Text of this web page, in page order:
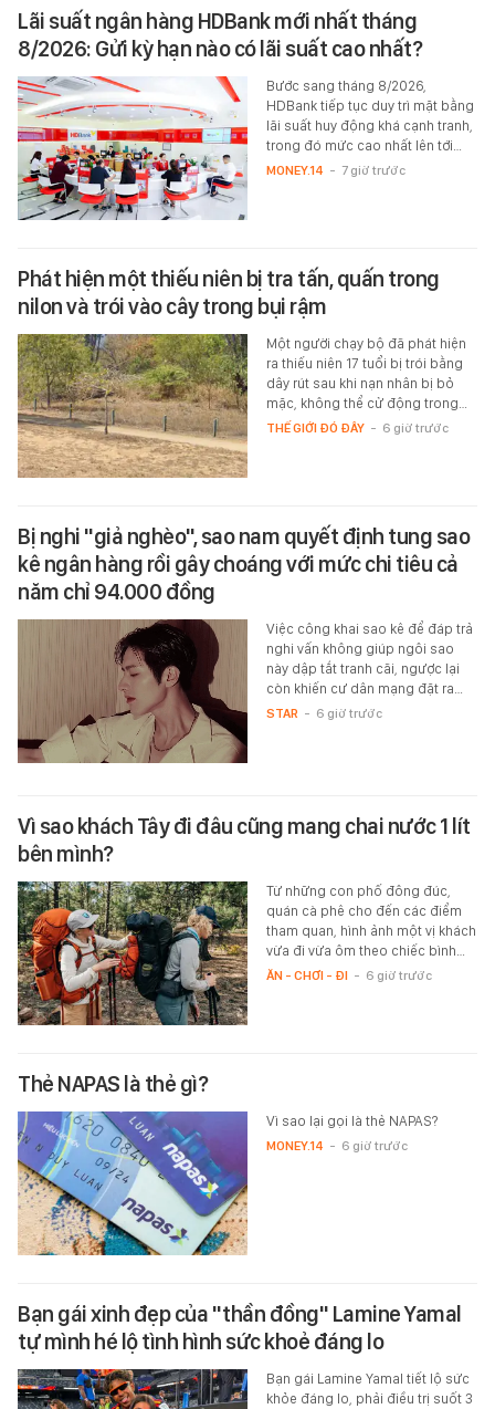
Lãi suất ngân hàng HDBank mới nhất tháng
8/2026: Gửi kỳ hạn nào có lãi suất cao nhất?
Bước sang tháng 8/2026,
HDBank tiếp tục duy trì mặt bằng
lãi suất huy động khá cạnh tranh,
trong đó mức cao nhất lên tới…
MONEY.14 - 7 giờ trước
Phát hiện một thiếu niên bị tra tấn, quấn trong
nilon và trói vào cây trong bụi rậm
Một người chạy bộ đã phát hiện
ra thiếu niên 17 tuổi bị trói bằng
dây rút sau khi nạn nhân bị bỏ
mặc, không thể cử động trong…
THẾ GIỚI ĐÓ ĐÂY - 6 giờ trước
Bị nghi "giả nghèo", sao nam quyết định tung sao
kê ngân hàng rồi gây choáng với mức chi tiêu cả
năm chỉ 94.000 đồng
Việc công khai sao kê để đáp trả
nghi vấn không giúp ngôi sao
này dập tắt tranh cãi, ngược lại
còn khiến cư dân mạng đặt ra…
STAR - 6 giờ trước
Vì sao khách Tây đi đâu cũng mang chai nước 1 lít
bên mình?
Từ những con phố đông đúc,
quán cà phê cho đến các điểm
tham quan, hình ảnh một vị khách
vừa đi vừa ôm theo chiếc bình…
ĂN - CHƠI - ĐI - 6 giờ trước
Thẻ NAPAS là thẻ gì?
Vì sao lại gọi là thẻ NAPAS?
MONEY.14 - 6 giờ trước
Bạn gái xinh đẹp của "thần đồng" Lamine Yamal
tự mình hé lộ tình hình sức khoẻ đáng lo
Bạn gái Lamine Yamal tiết lộ sức
khỏe đáng lo, phải điều trị suốt 3